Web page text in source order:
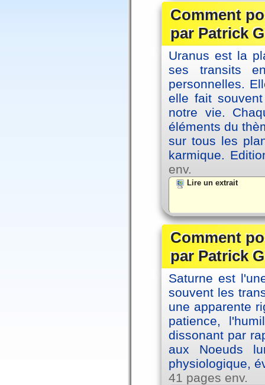
Comment
par Patrick
Uranus est la
ses transits
personnelles.
elle fait
notre vie.
éléments du
sur tous les
karmique.
env.
Lire un extrait
Comment
par Patrick
Saturne est
souvent les
une apparente
patience,
dissonant par
aux Noeuds
physiologique,
41 pages env.